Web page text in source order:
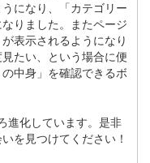
になり、「カテゴリー
りました。またページ
表示されるようになり
たい、という場合に便
中身」を確認できるボ
進化しています。是非
を見つけてください！